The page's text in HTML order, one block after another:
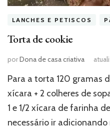
LANCHES E PETISCOS
Torta de cookie
porDona de casa criativa
Para a torta 120 gramas
xícara + 2 colheres de
1 e 1/2 xícara de farinha
necessário ir